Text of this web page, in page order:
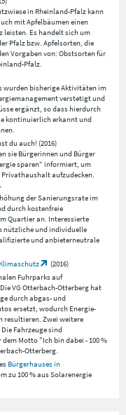
in Rheinland-Pfalz kann
mit Apfelbäumen einen
leisten. Es handelt sich um
Pfalz bzw. Apfelsorten, die
Vorgaben von: Obstsorten für
Pfalz.
wurden bisherige Aktivitäten im
verstetigt und
ergänzt, so dass hierdurch
kontinuierlich erkannt und
du auch! (2016)
sie Bürgerinnen und Bürger
sparen“ informiert, um
aufzudecken.
der Sanierungsrate im
durch kostenfreie
Quartier an. Interessierte
nützliche und individuelle
und anbieterneutrale
(2016)
Fuhrparks auf
VG Otterbach-Otterberg hat
durch abgas- und
ersetzt, wodurch Energie-
resultieren. Zwei weitere
Fahrzeuge sind
dem Motto "Ich bin dabei - 100 %
Otterberg.
Bürgerhauses in
zu 100 % aus Solarenergie